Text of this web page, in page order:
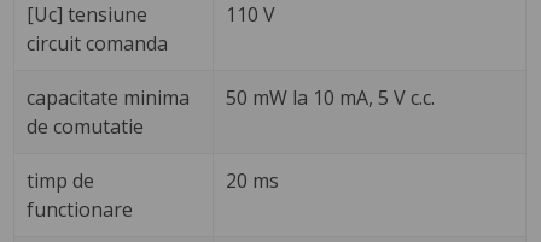
[Uc] tensiune
circuit comanda
110 V
capacitate minima
de comutatie
50 mW la 10 mA, 5 V c.c.
timp de
functionare
20 ms